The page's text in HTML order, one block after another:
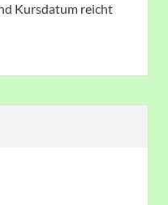
Kursdatum reicht